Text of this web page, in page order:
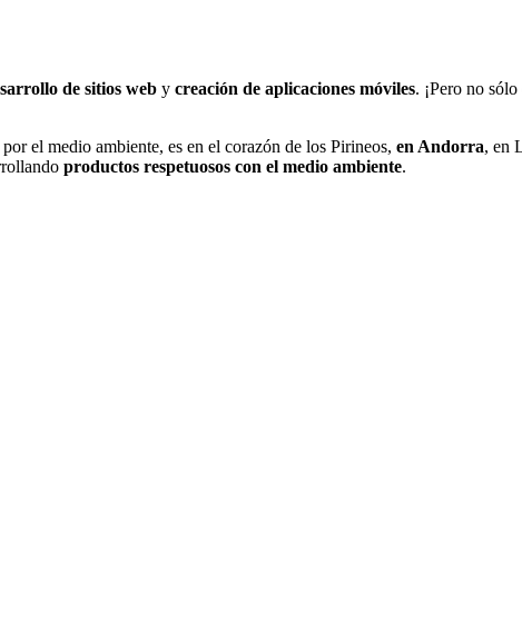
de sitios web y creación de aplicaciones móviles. ¡Pero no
el medio ambiente, es en el corazón de los Pirineos, en Andorra, en
productos respetuosos con el medio ambiente.